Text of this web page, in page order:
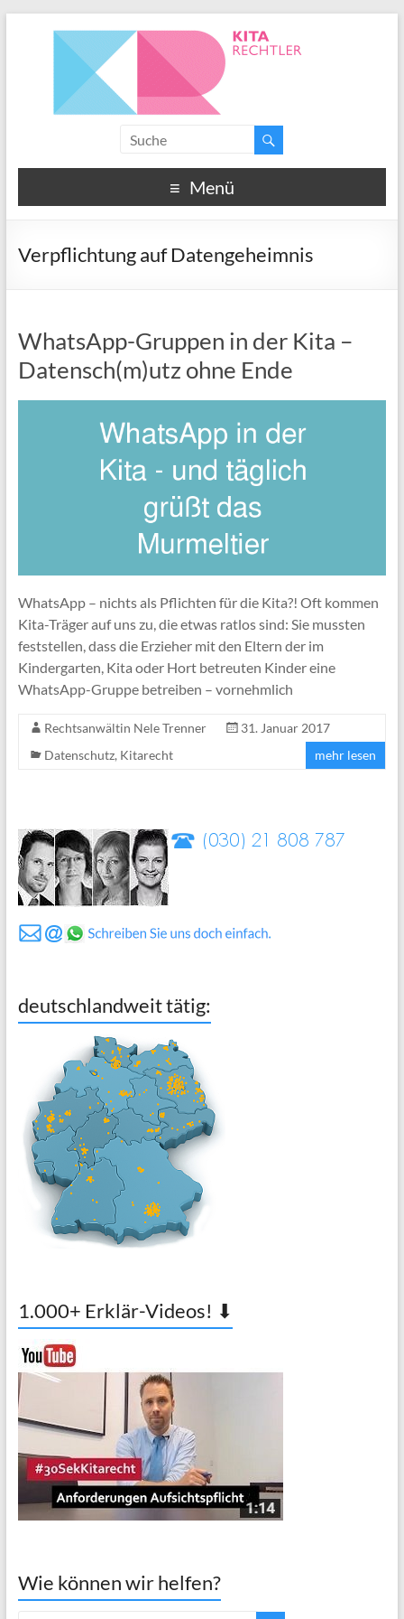
Menü
Verpflichtung auf Datengeheimnis
WhatsApp-Gruppen in der Kita –
Datensch(m)utz ohne Ende
WhatsApp – nichts als Pflichten für die Kita?! Oft kommen
Kita-Träger auf uns zu, die etwas ratlos sind: Sie mussten
feststellen, dass die Erzieher mit den Eltern der im
Kindergarten, Kita oder Hort betreuten Kinder eine
WhatsApp-Gruppe betreiben – vornehmlich
Rechtsanwältin Nele Trenner
31. Januar 2017
Datenschutz, Kitarecht mehr lesen
deutschlandweit tätig:
1.000+ Erklär-Videos! ⬇
Wie können wir helfen?